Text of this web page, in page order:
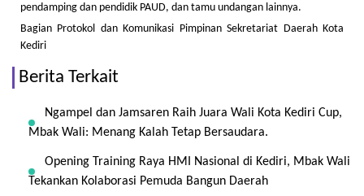
pendamping dan pendidik PAUD, dan tamu undangan lainnya.
Bagian Protokol dan Komunikasi Pimpinan Sekretariat Daerah Kota
Kediri
Berita Terkait
Ngampel dan Jamsaren Raih Juara Wali Kota Kediri Cup,
Mbak Wali: Menang Kalah Tetap Bersaudara.
Opening Training Raya HMI Nasional di Kediri, Mbak Wali
Tekankan Kolaborasi Pemuda Bangun Daerah